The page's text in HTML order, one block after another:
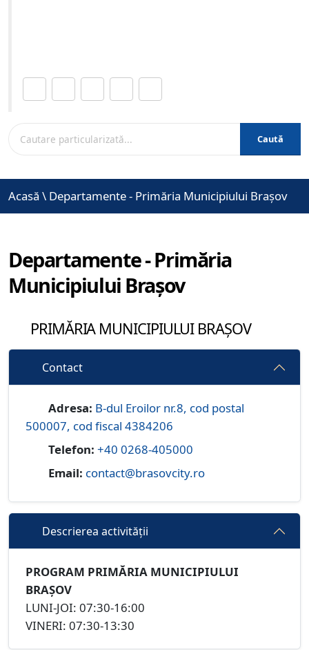
Caută
Acasă \ Departamente - Primăria Municipiului Brașov
Departamente - Primăria
Municipiului Brașov
PRIMĂRIA MUNICIPIULUI BRAȘOV
Contact
Adresa: B-dul Eroilor nr.8, cod postal
500007, cod fiscal 4384206
Telefon: +40 0268-405000
Email: contact@brasovcity.ro
Descrierea activității
PROGRAM PRIMĂRIA MUNICIPIULUI
BRAȘOV
LUNI-JOI: 07:30-16:00
VINERI: 07:30-13:30